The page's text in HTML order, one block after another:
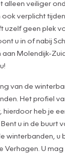
alleen veiliger
verplicht
uzelf geen plek
u in of nabij
Molendijk-
van de
Het profiel
hierdoor heb je
u in de buurt
winterbanden, u
Verhagen. U